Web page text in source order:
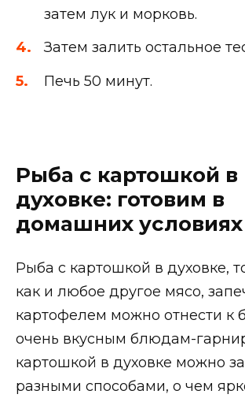
затем лук и морковь.
Затем залить остальное
Печь 50 минут.
Рыба с картошкой в
духовке: готовим в
домашних условиях
Рыба с картошкой в духовке,
как и любое другое мясо,
картофелем можно отнести к
очень вкусным блюдам-
картошкой в духовке можно
разными способами, о чем